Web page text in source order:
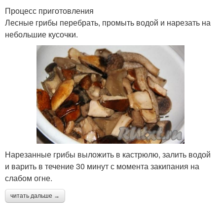
Процесс приготовления
Лесные грибы перебрать, промыть водой и нарезать на
небольшие кусочки.
Нарезанные грибы выложить в кастрюлю, залить водой
и варить в течение 30 минут с момента закипания на
слабом огне.
читать дальше →